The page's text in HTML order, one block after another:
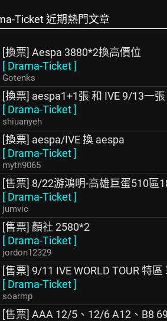
Ticket 近期熱門文章
[換票] Aespa 3880*2換高價位
[ Drama-Ticket]
Gotenks
[換票] aespa1+1張 和 IVE 9/13一
[ Drama-Ticket]
shiuanyeh
[換票] aespa/IVE 換 aespa
[ Drama-Ticket]
myth9065
[售票] 8/22游鴻明-高雄巨蛋510區
[ Drama-Ticket]
jumvic
[售票] 顏社 2580*2
[ Drama-Ticket]
jordon12329
[售票] 9/11 IVE WORLD TOUR 特區
[ Drama-Ticket]
soarmp
[售票] AAA 12/5、12/6 A12、B8